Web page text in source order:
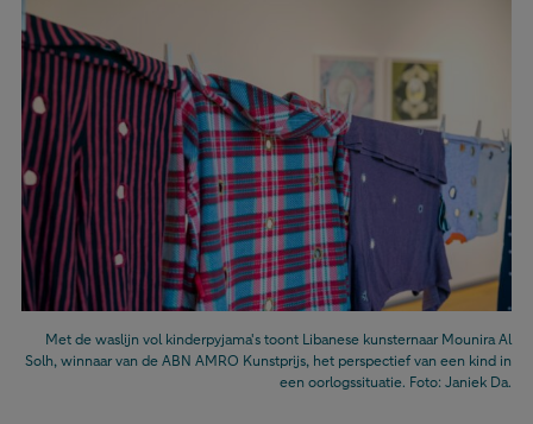
Met de waslijn vol kinderpyjama's toont Libanese kunsternaar Mounira Al
Solh, winnaar van de ABN AMRO Kunstprijs, het perspectief van een kind in
een oorlogssituatie. Foto: Janiek Da.